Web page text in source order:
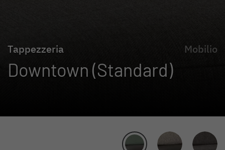
Downtown (Standard)
Tappezzeria Mobilio